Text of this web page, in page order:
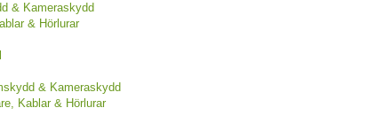
& Kameraskydd
& Hörlurar
& Kameraskydd
Kablar & Hörlurar